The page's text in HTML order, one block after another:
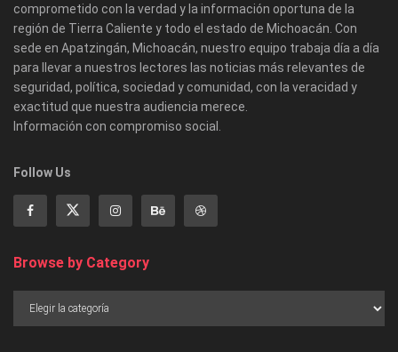
comprometido con la verdad y la información oportuna de la
región de Tierra Caliente y todo el estado de Michoacán. Con
sede en Apatzingán, Michoacán, nuestro equipo trabaja día a día
para llevar a nuestros lectores las noticias más relevantes de
seguridad, política, sociedad y comunidad, con la veracidad y
exactitud que nuestra audiencia merece.
Información con compromiso social.
Follow Us
Browse by Category